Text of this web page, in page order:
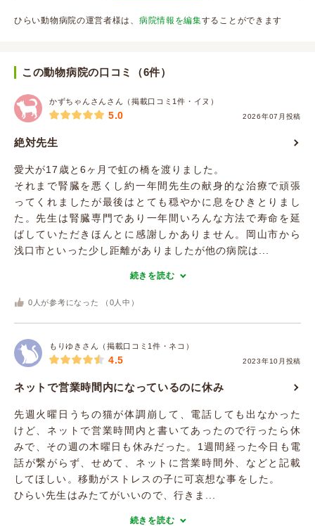
ひらい動物病院の運営者様は、 病院情報を編集することができます
この動物病院の口コミ（6件）
かずちゃんさんさん（掲載口コミ1件・イヌ）
2026年07月投稿
5.0
絶対先生
愛犬が17歳と6ヶ月で虹の橋を渡りました。
それまで腎臓を悪くし約一年間先生の献身的な治療で頑張
ってくれましたが最後はとても穏やかに息をひきとりまし
た。先生は腎臓専門であり一年間いろんな方法で寿命を延
ばしていただきほんとに感謝しかありません。岡山市から
浅口市といった少し距離がありましたが他の病院は...
続きを読む
0 人が参考になった （ 0 人中）
もりゆきさん（掲載口コミ1件・ネコ）
2023年10月投稿
4.5
ネットで営業時間内になっているのに休み
先週火曜日うちの猫が体調崩して、電話しても出なかった
けど、ネットで営業時間内と書いてあったので行ったら休
みで、その週の木曜日も休みだった。1週間経った今日も電
話が繋がらず、せめて、ネットに営業時間外、などと記載
してほしい。移動がストレスの子に可哀想な事をした。
ひらい先生はみたてがいいので、行きま...
続きを読む